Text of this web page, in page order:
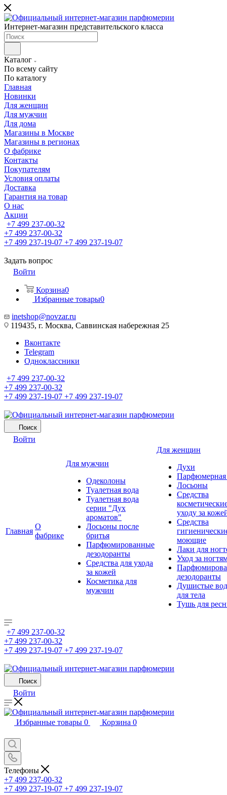
Интернет-магазин представительского класса
Каталог
По всему сайту
По каталогу
Главная
Новинки
Для женщин
Для мужчин
Для дома
Магазины в Москве
Магазины в регионах
О фабрике
Контакты
Покупателям
Условия оплаты
Доставка
Гарантия на товар
О нас
Акции
+7 499 237-00-32
+7 499 237-00-32
+7 499 237-19-07 +7 499 237-19-07
Задать вопрос
Войти
Корзина0
Избранные товары0
inetshop@novzar.ru
119435, г. Москва, Саввинская набережная 25
Вконтакте
Telegram
Одноклассники
+7 499 237-00-32
+7 499 237-00-32
+7 499 237-19-07 +7 499 237-19-07
Поиск
Войти
Главная
О
фабрике
Для мужчин
Одеколоны
Туалетная вода
Туалетная вода
серии "Дух
ароматов"
Лосьоны после
бритья
Парфюмированные
дезодоранты
Средства для ухода
за кожей
Косметика для
мужчин
Для женщин
Духи
Парфюмерная
Лосьоны
Средства
уходу за
Средства
моющие
Лаки для
Уход за
дезодоранты
Душистые
для тела
Тушь для
+7 499 237-00-32
+7 499 237-00-32
+7 499 237-19-07 +7 499 237-19-07
Поиск
Войти
Избранные товары 0 Корзина 0
Телефоны
+7 499 237-00-32
+7 499 237-19-07 +7 499 237-19-07